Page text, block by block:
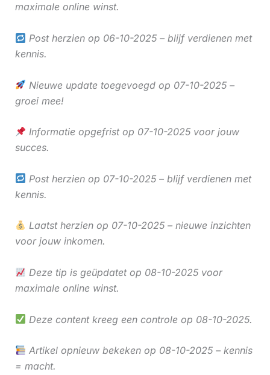
maximale online winst.
Post herzien op 06-10-2025 – blijf verdienen met
kennis.
Nieuwe update toegevoegd op 07-10-2025 –
groei mee!
Informatie opgefrist op 07-10-2025 voor jouw
succes.
Post herzien op 07-10-2025 – blijf verdienen met
kennis.
Laatst herzien op 07-10-2025 – nieuwe inzichten
voor jouw inkomen.
Deze tip is geüpdatet op 08-10-2025 voor
maximale online winst.
Deze content kreeg een controle op 08-10-2025.
Artikel opnieuw bekeken op 08-10-2025 – kennis
= macht.